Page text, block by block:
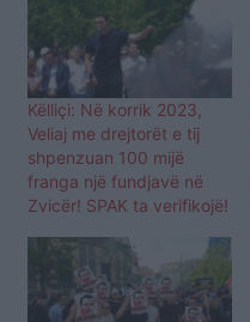
Këlliçi: Në korrik 2023,
Veliaj me drejtorët e tij
shpenzuan 100 mijë
franga një fundjavë në
Zvicër! SPAK ta verifikojë!